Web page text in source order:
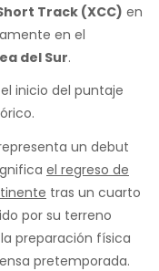
Track (XCC) en
en el
del Sur.
inicio del puntaje
un debut
el regreso de
tras un cuarto
por su terreno
preparación física
pretemporada.